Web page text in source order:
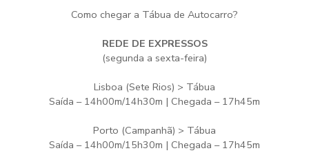
Como chegar a Tábua de Autocarro?
REDE DE EXPRESSOS
(segunda a sexta-feira)
Lisboa (Sete Rios) > Tábua
Saída – 14h00m/14h30m | Chegada – 17h45m
Porto (Campanhã) > Tábua
Saída – 14h00m/15h30m | Chegada – 17h45m